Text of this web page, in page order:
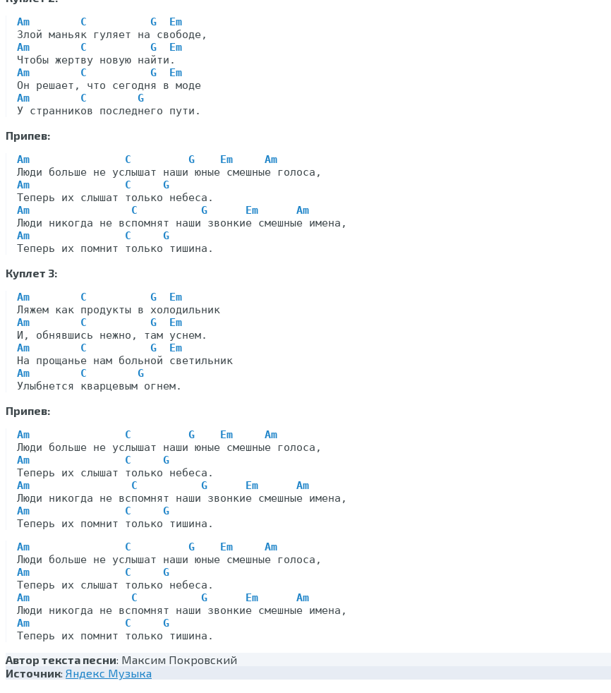
Am C G
Em
Am
C G
Em
Am
C G
Em
Am
C
G
Припев:
Am C G Em
Am
Am
C
G
Am
C G Em
Am
Am
C
G
Куплет 3:
Am C G
Em
Am
C G
Em
Am
C G
Em
Am
C
G
Припев:
Am C G Em
Am
Am
C
G
Am
C G Em
Am
Am
C
G
Am
C G Em
Am
Am
C
G
Am
C G Em
Am
Am
C
G
Автор текста песни: Максим Покровский
Источник: Яндекс Музыка